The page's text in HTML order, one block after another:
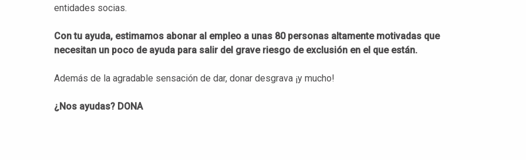
entidades socias.
Con tu ayuda, estimamos abonar al empleo a unas 80 personas altamente motivadas que
necesitan un poco de ayuda para salir del grave riesgo de exclusión en el que están.
Además de la agradable sensación de dar, donar desgrava ¡y mucho!
¿Nos ayudas? DONA